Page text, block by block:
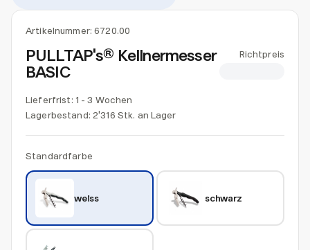
Artikelnummer:6720.00
PULLTAP's® Kellnermesser
BASIC
Richtpreis
Lieferfrist: 1 - 3 Wochen
Lagerbestand: 2'316 Stk. an Lager
Standardfarbe
weiss schwarz